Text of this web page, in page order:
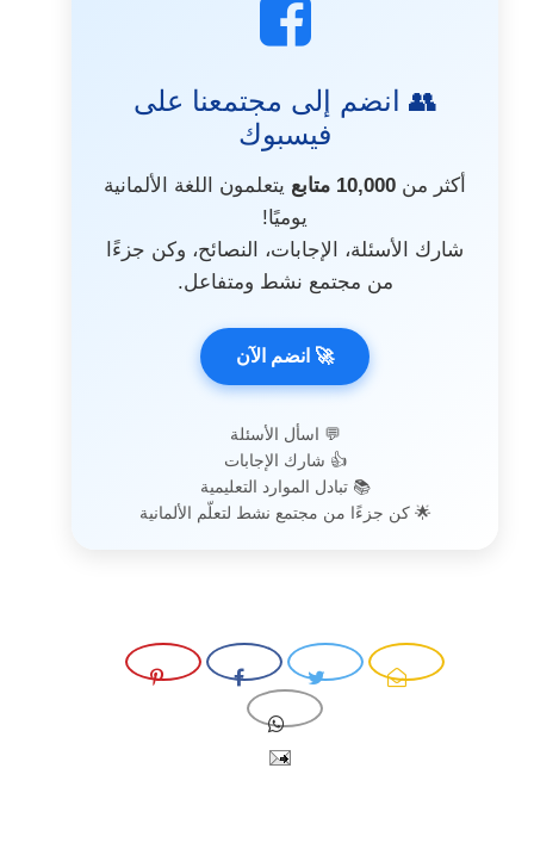
👥 انضم إلى مجتمعنا على
فيسبوك
أكثر من 10,000 متابع
يتعلمون اللغة الألمانية
يوميًا!
شارك الأسئلة، الإجابات، النصائح، وكن جزءًا
من مجتمع نشط ومتفاعل.
🚀 انضم الآن
💬 اسأل الأسئلة
👍 شارك الإجابات
📚 تبادل الموارد التعليمية
🌟 كن جزءًا من مجتمع نشط لتعلّم الألمانية